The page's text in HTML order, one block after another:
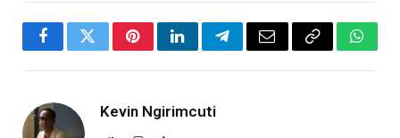
FacebookTwitterPinterestLinkedInTelegramEmail Copy
Kevin Ngirimcuti